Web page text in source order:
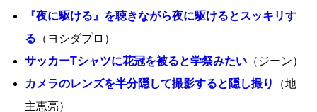
『夜に駆ける』を聴きながら夜に駆けるとスッキリす
る （ヨシダプロ）
サッカーTシャツに花冠を被ると学祭みたい （ジーン）
カメラのレンズを半分隠して撮影すると隠し撮り
（地
主恵亮）